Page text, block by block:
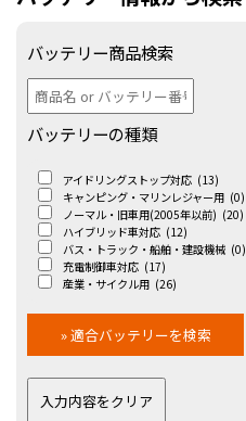
バッテリー商品検索
バッテリーの種類
アイドリングストップ対応 (13)
キャンピング・マリンレジャー用 (0)
ノーマル・旧車用(2005年以前) (20)
ハイブリッド車対応 (12)
バス・トラック・船舶・建設機械 (0)
充電制御車対応 (17)
産業・サイクル用 (26)